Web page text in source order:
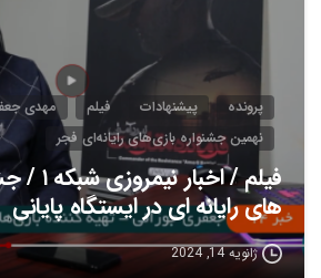
پرونده پیشنهادات فیلم
مهدی
نهمین جشنواره بازی‌های رایانه‌ای فجر
فیلم /
های رایانه ای در ایستگاه پایانی
ژانویه 14, 2024